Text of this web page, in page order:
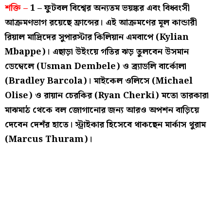
শক্তি –1 – ফুটবল বিশ্বের অন্যতম ভয়ঙ্কর এবং বিধ্বংসী
আক্রমণভাগ রয়েছে ফ্রান্সের। এই আক্রমণের মূল কান্ডারী
রিয়াল মাদ্রিদের সুপারস্টার কিলিয়ান এমবাপে (Kylian
Mbappe)। এছাড়া উইংয়ে গতির ঝড় তুলবেন উসমান
ডেম্বেলে (Usman Dembele) ও ব্র্যাডলি বার্কোলা
(Bradley Barcola)। মাইকেল ওলিসে (Michael
Olise) ও রায়ান চেরকির (Ryan Cherki) মতো তারকারা
মাঝমাঠ থেকে বল জোগানোর জন্য আরও অপশন বাড়িয়ে
দেবেন দেশঁর হাতে। স্ট্রাইকার হিসেবে থাকছেন মার্কাস থুরাম
(Marcus Thuram)।